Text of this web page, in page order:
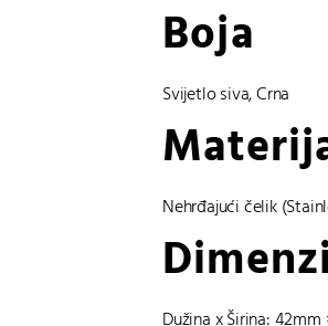
Boja
Svijetlo siva,Crna
Nehrđajući čelik